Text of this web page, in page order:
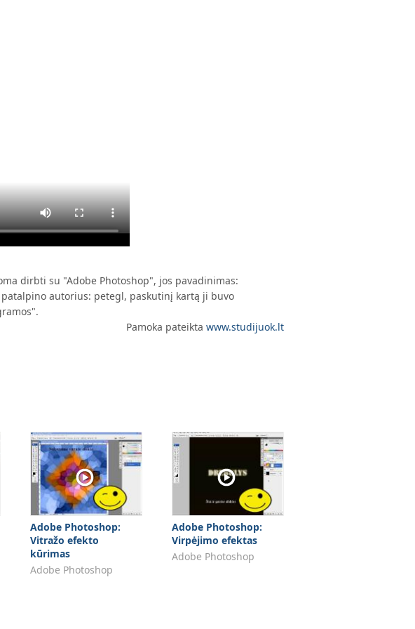
dirbti su "Adobe Photoshop", jos pavadinimas:
autorius: petegl, paskutinį kartą ji buvo
Pamoka pateikta www.studijuok.lt
Adobe Photoshop:
Vitražo efekto
kūrimas
Adobe Photoshop
Adobe Photoshop:
Virpėjimo efektas
Adobe Photoshop